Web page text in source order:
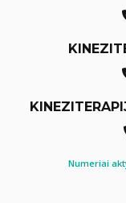
Numeriai